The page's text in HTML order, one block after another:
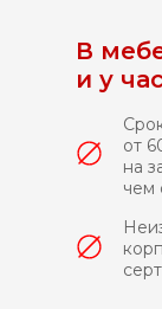
от
на
чем
В
и у